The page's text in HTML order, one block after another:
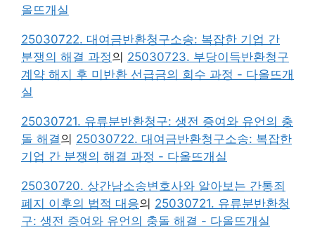
올뜨개실
25030722. 대여금반환청구소송: 복잡한 기업 간
분쟁의 해결 과정의 25030723. 부당이득반환청구
계약 해지 후 미반환 선급금의 회수 과정 - 다올뜨개
실
25030721. 유류분반환청구: 생전 증여와 유언의 충
돌 해결의 25030722. 대여금반환청구소송: 복잡한
기업 간 분쟁의 해결 과정 - 다올뜨개실
25030720. 상간남소송변호사와 알아보는 간통죄
폐지 이후의 법적 대응의 25030721. 유류분반환청
구: 생전 증여와 유언의 충돌 해결 - 다올뜨개실